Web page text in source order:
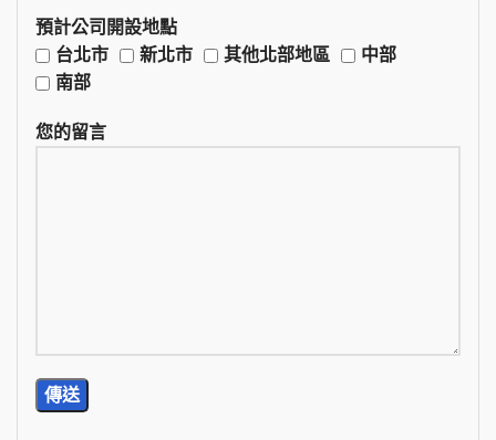
預計公司開設地點
台北市
新北市 其他北部地區
中部
南部
您的留言